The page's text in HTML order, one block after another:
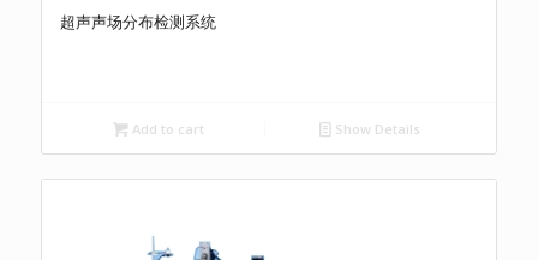
超声声场分布检测系统
Add to cart Show Details